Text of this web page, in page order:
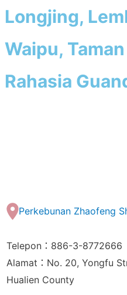
Longjing,
Waipu,
Rahasia
Perkebunan Zhaofeng
Telepon：886-3-8772666
Alamat：No. 20, Yongfu
Hualien County